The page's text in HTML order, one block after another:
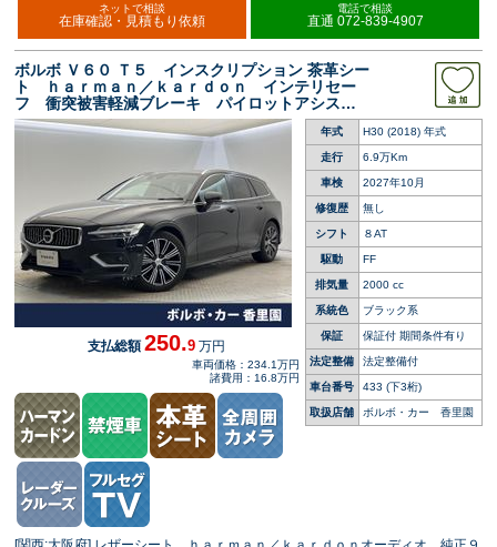
ネットで相談
在庫確認・見積もり依頼
電話で相談
直通 072-839-4907
ボルボ Ｖ６０ Ｔ５ インスクリプション 茶革シー
ト ｈａｒｍａｎ／ｋａｒｄｏｎ インテリセー
フ 衝突被害軽減ブレーキ パイロットアシス
ト ３６０°ビューカメラ レーダークルーズ 純
正９インチナビ 禁煙車 シートベンチレーショ
年式 H30 (2018) 年式
走行 6.9万Km
車検 2027年10月
修復歴 無し
シフト ８AT
駆動 FF
排気量 2000 cc
系統色 ブラック系
保証 保証付 期間条件有り
法定整備 法定整備付
車台番号 433 (下3桁)
取扱店舗 ボルボ・カー 香里園
支払総額250.9 万円
車両価格：234.1万円
諸費用：16.8万円